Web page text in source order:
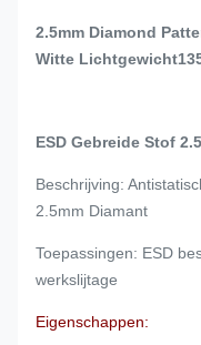
2.5mm Diamond
Witte
ESD Gebreide Stof
Beschrijving:
2.5mm Diamant
Toepassingen: ESD
werkslijtage
Eigenschappen: